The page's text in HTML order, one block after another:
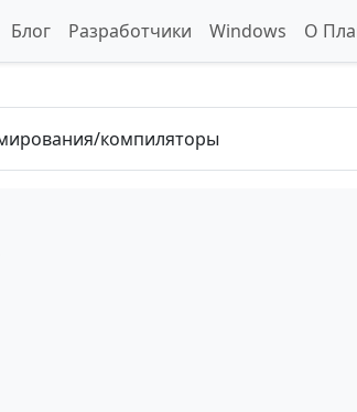
Блог Разработчики Windows О
компиляторы